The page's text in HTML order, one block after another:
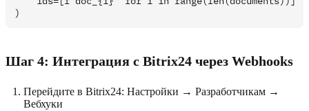
Шаг 4: Интеграция с Bitrix24 через Webhooks
Перейдите в Bitrix24: Настройки → Разработчикам →
Вебхуки